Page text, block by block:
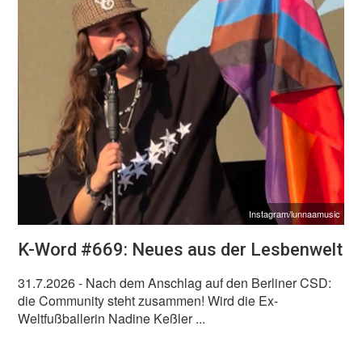
Instagram/lunnaamusic
K-Word #669: Neues aus der Lesbenwelt
31.7.2026- Nach dem Anschlag auf den Berliner CSD:
die Community steht zusammen! Wird die Ex-
Weltfußballerin Nadine Keßler ...